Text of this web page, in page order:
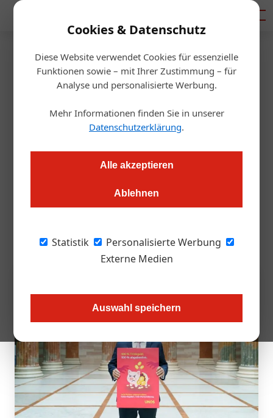
Cookies & Datenschutz
Diese Website verwendet Cookies für essenzielle
Funktionen sowie – mit Ihrer Zustimmung – für
Analyse und personalisierte Werbung.
Mehr Informationen finden Sie in unserer
Datenschutzerklärung.
Alle akzeptieren
Ablehnen
Statistik
Personalisierte Werbung
Externe Medien
Auswahl speichern
Startseite/Gastro & Hotel
Gastronomie
Trinkgeld bleibt Trinkgeld – und
kein Fall für den Fiskus
In Österreich zahlt man noch immer Sozialabgaben auf das,
das kippen – mit einer Petition, die jetzt startet.